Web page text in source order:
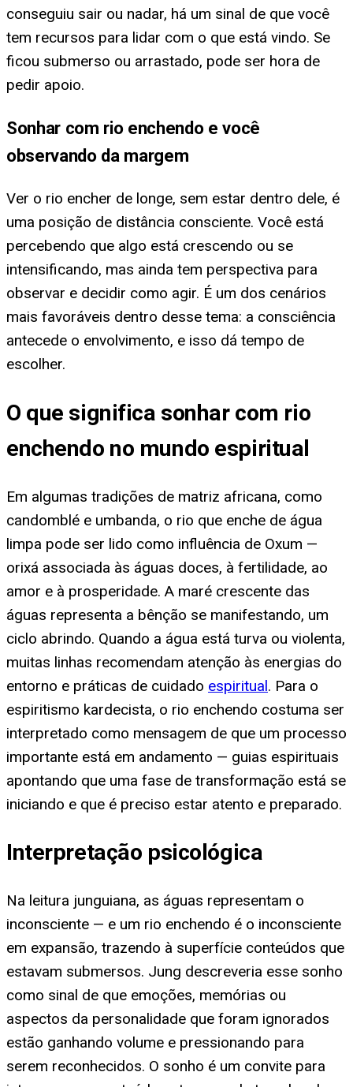
conseguiu sair ou nadar, há um sinal de que você
tem recursos para lidar com o que está vindo. Se
ficou submerso ou arrastado, pode ser hora de
pedir apoio.
Sonhar com rio enchendo e você
observando da margem
Ver o rio encher de longe, sem estar dentro dele, é
uma posição de distância consciente. Você está
percebendo que algo está crescendo ou se
intensificando, mas ainda tem perspectiva para
observar e decidir como agir. É um dos cenários
mais favoráveis dentro desse tema: a consciência
antecede o envolvimento, e isso dá tempo de
escolher.
O que significa sonhar com rio
enchendo no mundo espiritual
Em algumas tradições de matriz africana, como
candomblé e umbanda, o rio que enche de água
limpa pode ser lido como influência de Oxum —
orixá associada às águas doces, à fertilidade, ao
amor e à prosperidade. A maré crescente das
águas representa a bênção se manifestando, um
ciclo abrindo. Quando a água está turva ou violenta,
muitas linhas recomendam atenção às energias do
entorno e práticas de cuidado espiritual. Para o
espiritismo kardecista, o rio enchendo costuma ser
interpretado como mensagem de que um processo
importante está em andamento — guias espirituais
apontando que uma fase de transformação está se
iniciando e que é preciso estar atento e preparado.
Interpretação psicológica
Na leitura junguiana, as águas representam o
inconsciente — e um rio enchendo é o inconsciente
em expansão, trazendo à superfície conteúdos que
estavam submersos. Jung descreveria esse sonho
como sinal de que emoções, memórias ou
aspectos da personalidade que foram ignorados
estão ganhando volume e pressionando para
serem reconhecidos. O sonho é um convite para